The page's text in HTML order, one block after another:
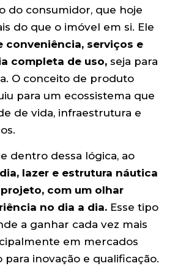
do consumidor, que hoje
do que o imóvel em si. Ele
conveniência, serviços e
completa de uso, seja para
O conceito de produto
para um ecossistema que
de vida, infraestrutura e
dentro dessa lógica, ao
lazer e estrutura náutica
com um olhar
no dia a dia. Esse tipo
a ganhar cada vez mais
em mercados
para inovação e qualificação.